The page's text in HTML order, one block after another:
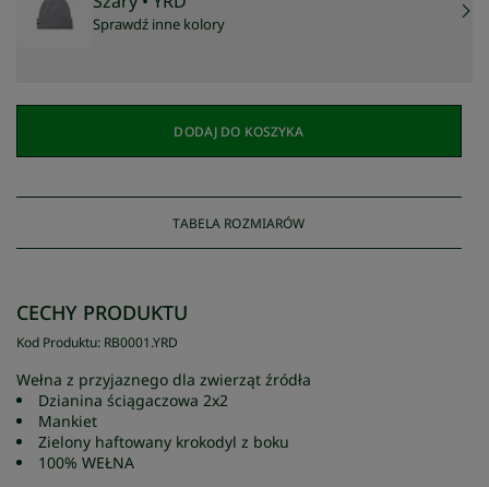
Sprawdź inne kolory
DODAJ DO KOSZYKA
TABELA ROZMIARÓW
CECHY PRODUKTU
Kod Produktu: RB0001.YRD
Wełna z przyjaznego dla zwierząt źródła
Dzianina ściągaczowa 2x2
Mankiet
Zielony haftowany krokodyl z boku
100% WEŁNA